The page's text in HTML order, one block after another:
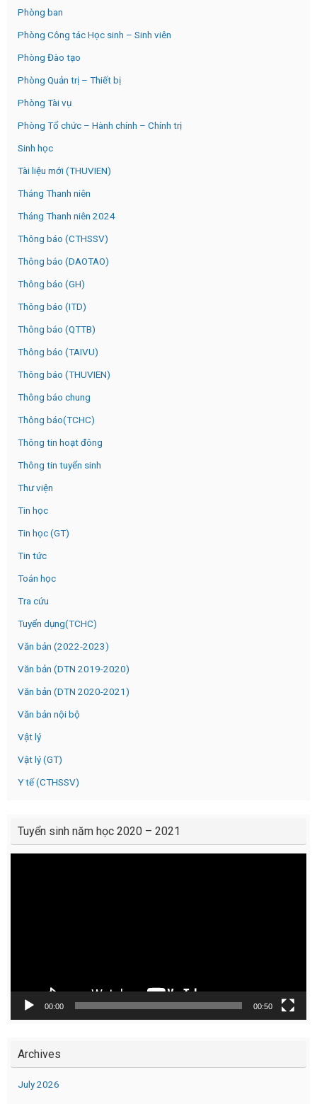
Phòng ban
Phòng Công tác Học sinh – Sinh viên
Phòng Đào tạo
Phòng Quản trị – Thiết bị
Phòng Tài vụ
Phòng Tổ chức – Hành chính – Chính trị
Sinh học
Tài liệu mới (THUVIEN)
Tháng Thanh niên
Tháng Thanh niên 2024
Thông báo (CTHSSV)
Thông báo (DAOTAO)
Thông báo (GH)
Thông báo (ITD)
Thông báo (QTTB)
Thông báo (TAIVU)
Thông báo (THUVIEN)
Thông báo chung
Thông báo(TCHC)
Thông tin hoạt đông
Thông tin tuyển sinh
Thư viện
Tin học
Tin học (GT)
Tin tức
Toán học
Tra cứu
Tuyển dụng(TCHC)
Văn bản (2022-2023)
Văn bản (DTN 2019-2020)
Văn bản (DTN 2020-2021)
Văn bản nội bộ
Vật lý
Vật lý (GT)
Y tế (CTHSSV)
Tuyển sinh năm học 2020 – 2021
00:00 00:50
Archives
July 2026